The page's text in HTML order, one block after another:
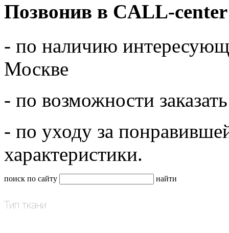
Позвонив в CALL-
- по наличию
Москве
- по возможности
- по уходу за
характеристики.
поиск по сайту найти
Тип ткани